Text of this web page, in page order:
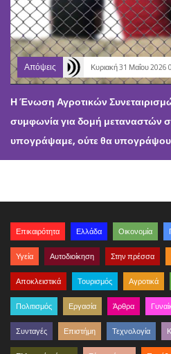
Απόψεις Κυριακή 31 Μαΐου 2026
Η Ένωση Αγροτικών
συμφωνία για δομή μεταναστών
υπογράψαμε, ούτε θα
Επικαιρότητα Ελλάδα Οικονομία
Υγεία Αυτοδιοίκηση Στην πρέσσα
Αποκλειστικά Τουρισμός Αγροτικά
Πολιτισμός Εργασία Άρθρα
Συνταγές Επιστήμη Τεχνολογία